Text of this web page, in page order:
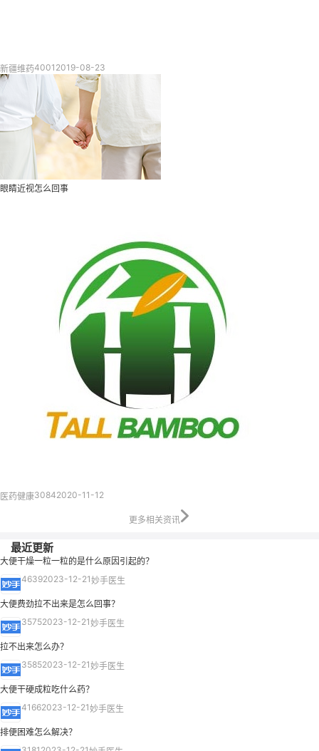
新疆维药4001 2019-08-23
眼睛近视怎么回事
医药健康30842020-11-12
更多相关资讯
最近更新
大便干燥一粒一粒的是什么原因引起的？
妙手医生
46392023-12-21
大便费劲拉不出来是怎么回事？
妙手医生
35752023-12-21
拉不出来怎么办？
妙手医生
35852023-12-21
大便干硬成粒吃什么药？
妙手医生
41662023-12-21
排便困难怎么解决？